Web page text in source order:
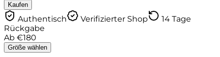
Kaufen
Authentisch Verifizierter Shop
14 Tage
Rückgabe
Ab €180
Größe wählen